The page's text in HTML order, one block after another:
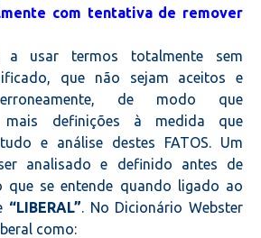
com tentativa de remover
a usar termos totalmente sem
que não sejam aceitos e
erroneamente, de modo que
mais definições à medida que
e análise destes FATOS. Um
analisado e definido antes de
que se entende quando ligado ao
“LIBERAL” . No Dicionário Webster
como: